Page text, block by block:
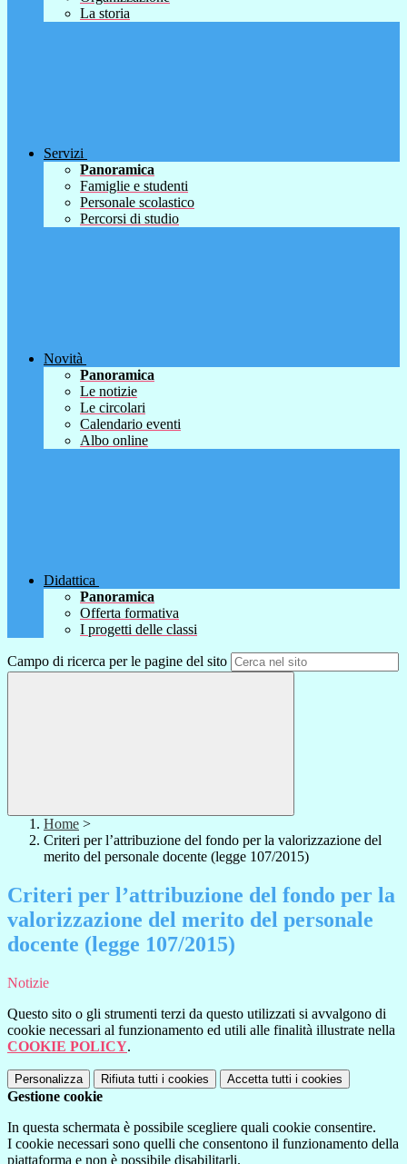
La storia
Servizi
Panoramica
Famiglie e studenti
Personale scolastico
Percorsi di studio
Novità
Panoramica
Le notizie
Le circolari
Calendario eventi
Albo online
Didattica
Panoramica
Offerta formativa
I progetti delle classi
Campo di ricerca per le pagine del sito
Home >
Criteri per l’attribuzione del fondo per la valorizzazione del
merito del personale docente (legge 107/2015)
Criteri per l’attribuzione del fondo per la
valorizzazione del merito del personale
docente (legge 107/2015)
Notizie
Questo sito o gli strumenti terzi da questo utilizzati si avvalgono di
cookie necessari al funzionamento ed utili alle finalità illustrate nella
COOKIE POLICY.
Personalizza Rifiuta tutti i cookies Accetta tutti i cookies
Gestione cookie
In questa schermata è possibile scegliere quali cookie consentire.
I cookie necessari sono quelli che consentono il funzionamento della
piattaforma e non è possibile disabilitarli.